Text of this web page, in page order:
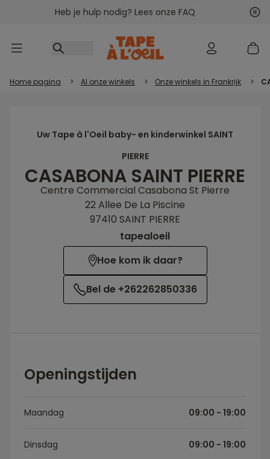
Ga naar inhoudHeb je hulp nodig? Lees onze FAQ
Home pagina > Al onze winkels > Onze winkels in Frankrijk >
Uw Tape à l'Oeil baby- en kinderwinkel SAINT
PIERRE
CASABONA SAINT PIERRE
Centre Commercial Casabona St Pierre
22 Allee De La Piscine
97410 SAINT PIERRE
tapealoeil
Hoe kom ik daar?
Bel de +262262850336
Openingstijden
Maandag 09:00 - 19:00
Dinsdag 09:00 - 19:00